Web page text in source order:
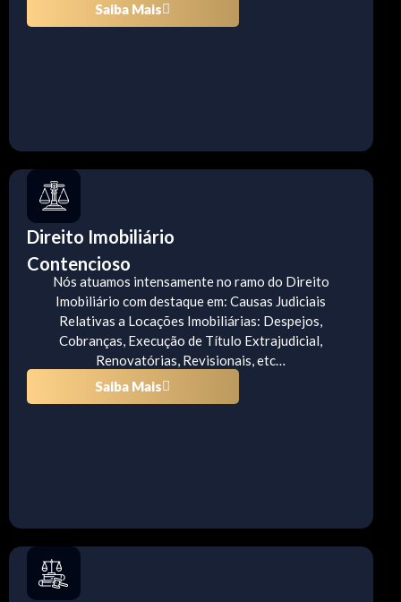
Saiba Mais
Direito Imobiliário
Contencioso
Nós atuamos intensamente no ramo do Direito
Imobiliário com destaque em: Causas Judiciais
Relativas a Locações Imobiliárias: Despejos,
Cobranças, Execução de Título Extrajudicial,
Renovatórias, Revisionais, etc…
Saiba Mais